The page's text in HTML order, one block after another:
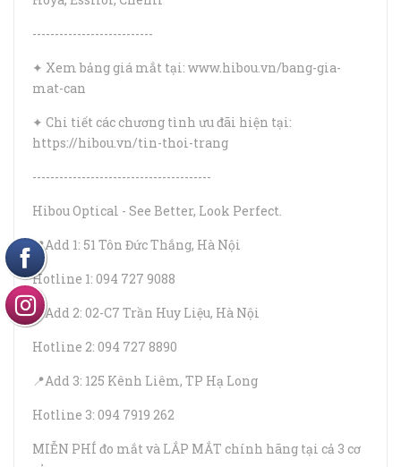
---------------------------
✦ Xem bảng giá mắt tại: www.hibou.vn/bang-gia-
mat-can
✦ Chi tiết các chương tình ưu đãi hiện tại:
https://hibou.vn/tin-thoi-trang
----------------------------------------
Hibou Optical - See Better, Look Perfect.
📍Add 1: 51 Tôn Đức Thắng, Hà Nội
Hotline 1: 094 727 9088
📍Add 2: 02-C7 Trần Huy Liệu, Hà Nội
Hotline 2: 094 727 8890
📍Add 3: 125 Kênh Liêm, TP Hạ Long
Hotline 3: 094 7919 262
MIỄN PHÍ đo mắt và LẮP MẮT chính hãng tại cả 3 cơ